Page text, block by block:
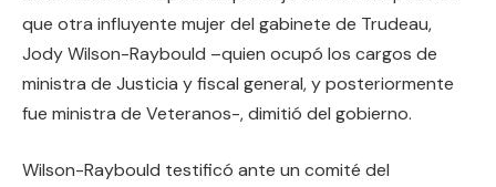
que otra influyente mujer del gabinete de Trudeau,
Jody Wilson-Raybould –quien ocupó los cargos de
ministra de Justicia y fiscal general, y posteriormente
fue ministra de Veteranos-, dimitió del gobierno.
Wilson-Raybould testificó ante un comité del